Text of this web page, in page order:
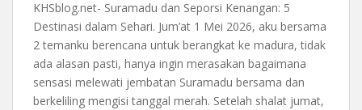
KHSblog.net- Suramadu dan Seporsi Kenangan: 5
Destinasi dalam Sehari. Jum’at 1 Mei 2026, aku bersama
2 temanku berencana untuk berangkat ke madura, tidak
ada alasan pasti, hanya ingin merasakan bagaimana
sensasi melewati jembatan Suramadu bersama dan
berkeliling mengisi tanggal merah. Setelah shalat jumat,